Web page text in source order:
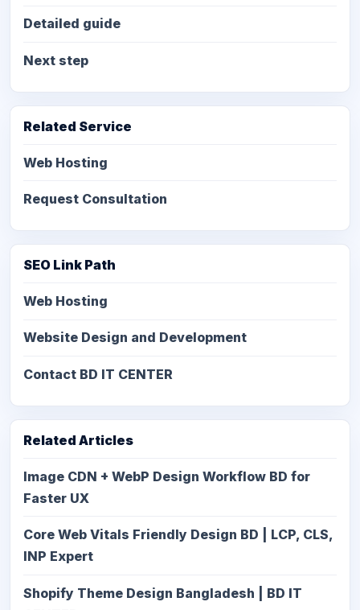
Detailed guide
Next step
Related Service
Web Hosting
Request Consultation
SEO Link Path
Web Hosting
Website Design and Development
Contact BD IT CENTER
Related Articles
Image CDN + WebP Design Workflow BD for
Faster UX
Core Web Vitals Friendly Design BD | LCP, CLS,
INP Expert
Shopify Theme Design Bangladesh | BD IT